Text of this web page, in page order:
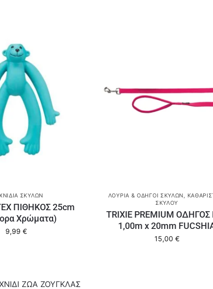
ΣΚΎΛΩΝ
ΠΙΘΗΚΟΣ 25cm
Χρώματα)
9,99 €
ΛΟΥΡΙΆ & ΟΔΗΓΟΊ ΣΚΎΛΩΝ
ΣΚΎΛΟΥ
TRIXIE PREMIUM ΟΔΗΓΟΣ
1,00m x 20mm
15,00 €